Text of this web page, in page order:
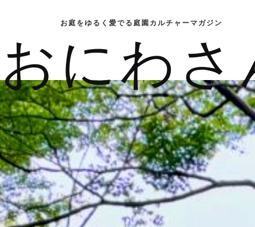
おにわさ
お庭をゆるく愛でる庭園カルチャーマガジン